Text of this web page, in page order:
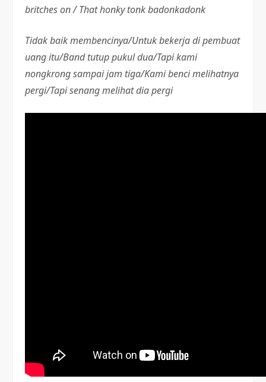
britches on / That honky tonk badonkadonk
Tidak baik membencinya/Untuk bekerja di pembuat
uang itu/Band tutup pukul dua/Tapi kami
nongkrong sampai jam tiga/Kami benci melihatnya
pergi/Tapi senang melihat dia pergi